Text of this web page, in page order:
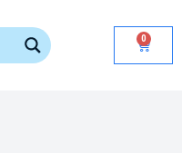
0